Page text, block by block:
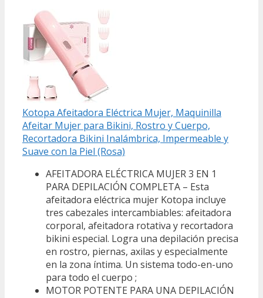
Kotopa Afeitadora Eléctrica Mujer, Maquinilla
Afeitar Mujer para Bikini, Rostro y Cuerpo,
Recortadora Bikini Inalámbrica, Impermeable y
Suave con la Piel (Rosa)
AFEITADORA ELÉCTRICA MUJER 3 EN 1
PARA DEPILACIÓN COMPLETA – Esta
afeitadora eléctrica mujer Kotopa incluye
tres cabezales intercambiables: afeitadora
corporal, afeitadora rotativa y recortadora
bikini especial. Logra una depilación precisa
en rostro, piernas, axilas y especialmente
en la zona íntima. Un sistema todo-en-uno
para todo el cuerpo ;
MOTOR POTENTE PARA UNA DEPILACIÓN